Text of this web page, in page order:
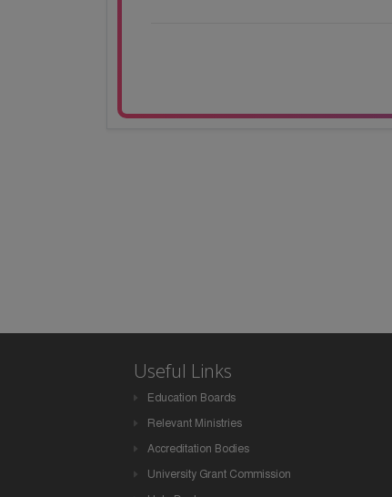
Useful Links
Education Boards
Relevant Ministries
Accreditation Bodies
University Grant Commission